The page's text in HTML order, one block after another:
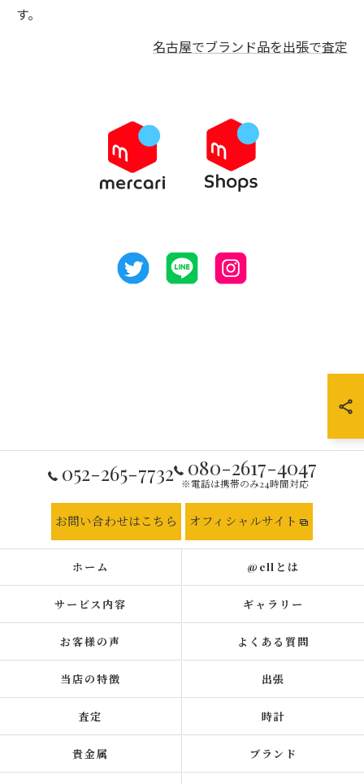
す。
名古屋でブランド品を出張で査定
052-265-7732 080-2617-4047
※電話は携帯のみ24時間対応
お問い合わせはこちら オフィシャルサイト
ホーム @ellとは
サービス内容 ギャラリー
お客様の声 よくある質問
当店の特徴 出張
査定 時計
貴金属 ブランド